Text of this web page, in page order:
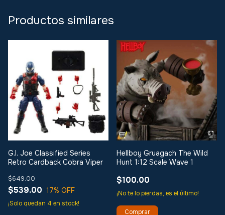
Productos similares
G.I. Joe Classified Series
Retro Cardback Cobra Viper
$539.00
$649.00
17% OFF
¡Solo quedan 4 en stock!
Hellboy Gruagach The Wild
Hunt 1:12 Scale Wave 1
$100.00
¡No te lo pierdas, es el último!